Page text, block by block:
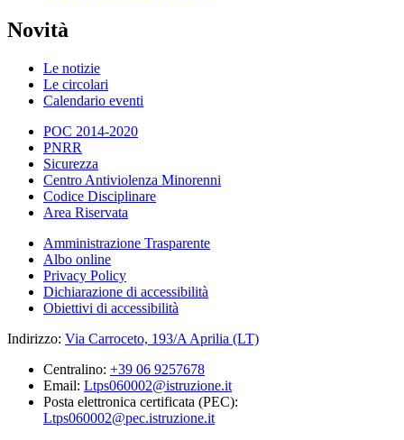
Novità
Le notizie
Le circolari
Calendario eventi
POC 2014-2020
PNRR
Sicurezza
Centro Antiviolenza Minorenni
Codice Disciplinare
Area Riservata
Amministrazione Trasparente
Albo online
Privacy Policy
Dichiarazione di accessibilità
Obiettivi di accessibilità
Indirizzo: Via Carroceto, 193/A Aprilia (LT)
Centralino: +39 06 9257678
Email: Ltps060002@istruzione.it
Posta elettronica certificata (PEC):
Ltps060002@pec.istruzione.it